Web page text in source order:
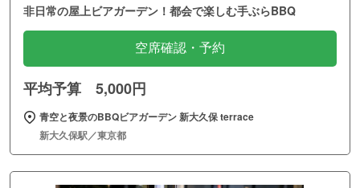
非日常の屋上ビアガーデン！都会で楽しむ手ぶらBBQ
空席確認・予約
平均予算 5,000円
青空と夜景のBBQビアガーデン 新大久保 terrace
新大久保駅／東京都